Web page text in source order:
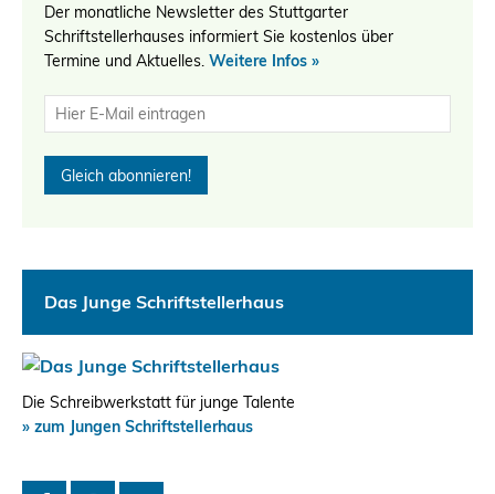
Der monatliche Newsletter des Stuttgarter
Schriftstellerhauses informiert Sie kostenlos über
Termine und Aktuelles. Weitere Infos »
Das Junge Schriftstellerhaus
Die Schreibwerkstatt für junge Talente
» zum Jungen Schriftstellerhaus